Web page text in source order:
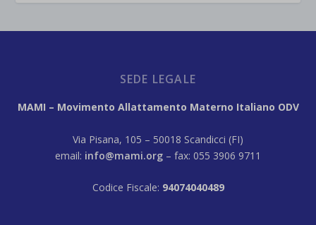
SEDE LEGALE
MAMI – Movimento Allattamento Materno Italiano ODV
Via Pisana, 105 – 50018 Scandicci (FI)
email: info@mami.org – fax: 055 3906 9711
Codice Fiscale: 94074040489